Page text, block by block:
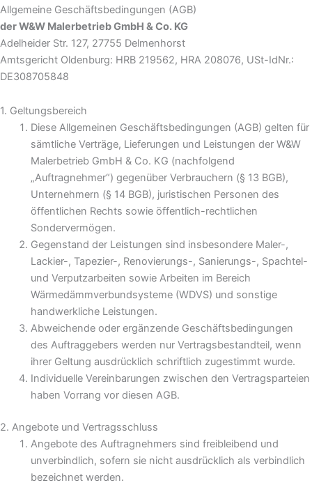
Allgemeine Geschäftsbedingungen (AGB)
der W&W Malerbetrieb GmbH & Co. KG
Adelheider Str. 127, 27755 Delmenhorst
Amtsgericht Oldenburg: HRB 219562, HRA 208076, USt-IdNr.:
DE308705848
1. Geltungsbereich
Diese Allgemeinen Geschäftsbedingungen (AGB) gelten für
sämtliche Verträge, Lieferungen und Leistungen der W&W
Malerbetrieb GmbH & Co. KG (nachfolgend
„Auftragnehmer“) gegenüber Verbrauchern (§ 13 BGB),
Unternehmern (§ 14 BGB), juristischen Personen des
öffentlichen Rechts sowie öffentlich-rechtlichen
Sondervermögen.
Gegenstand der Leistungen sind insbesondere Maler-,
Lackier-, Tapezier-, Renovierungs-, Sanierungs-, Spachtel-
und Verputzarbeiten sowie Arbeiten im Bereich
Wärmedämmverbundsysteme (WDVS) und sonstige
handwerkliche Leistungen.
Abweichende oder ergänzende Geschäftsbedingungen
des Auftraggebers werden nur Vertragsbestandteil, wenn
ihrer Geltung ausdrücklich schriftlich zugestimmt wurde.
Individuelle Vereinbarungen zwischen den Vertragsparteien
haben Vorrang vor diesen AGB.
2. Angebote und Vertragsschluss
Angebote des Auftragnehmers sind freibleibend und
unverbindlich, sofern sie nicht ausdrücklich als verbindlich
bezeichnet werden.